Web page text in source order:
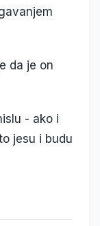
da je on
- ako i
jesu i budu